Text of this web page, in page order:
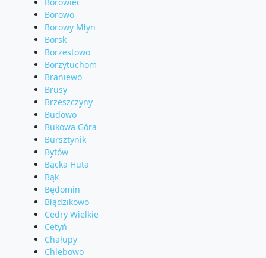
Borowo
Borowy Młyn
Borsk
Borzestowo
Borzytuchom
Braniewo
Brusy
Brzeszczyny
Budowo
Bukowa Góra
Bursztynik
Bytów
Bącka Huta
Bąk
Będomin
Błądzikowo
Cedry Wielkie
Cetyń
Chałupy
Chlebowo